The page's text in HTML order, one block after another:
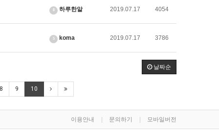
하루한알 2019.07.17 4054
5 koma 2019.07.17 3786
날짜순
8 9 10
이용안내 문의하기 모바일버전